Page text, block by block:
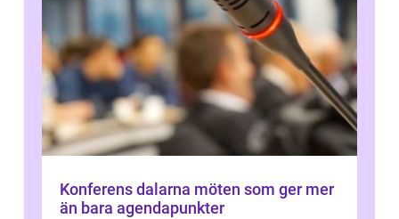
Konferens dalarna möten som ger mer
än bara agendapunkter